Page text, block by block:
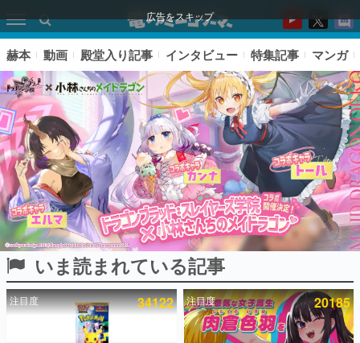
広告をスキップ
ピックアップ
電ファミのいま読まれている記事ランキング
赫本 動画 殿堂入り記事 インタビュー 特集記事 マンガ
いま読まれている記事
注目度 34122 注目度 20185